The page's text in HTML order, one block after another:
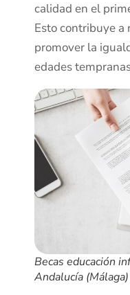
calidad en el
Esto contribuye a
promover la
edades
Becas educación
Andalucía (Málaga)